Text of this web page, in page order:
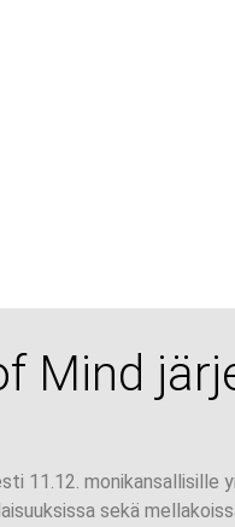
Mind
11.12. monikansallisille
sekä